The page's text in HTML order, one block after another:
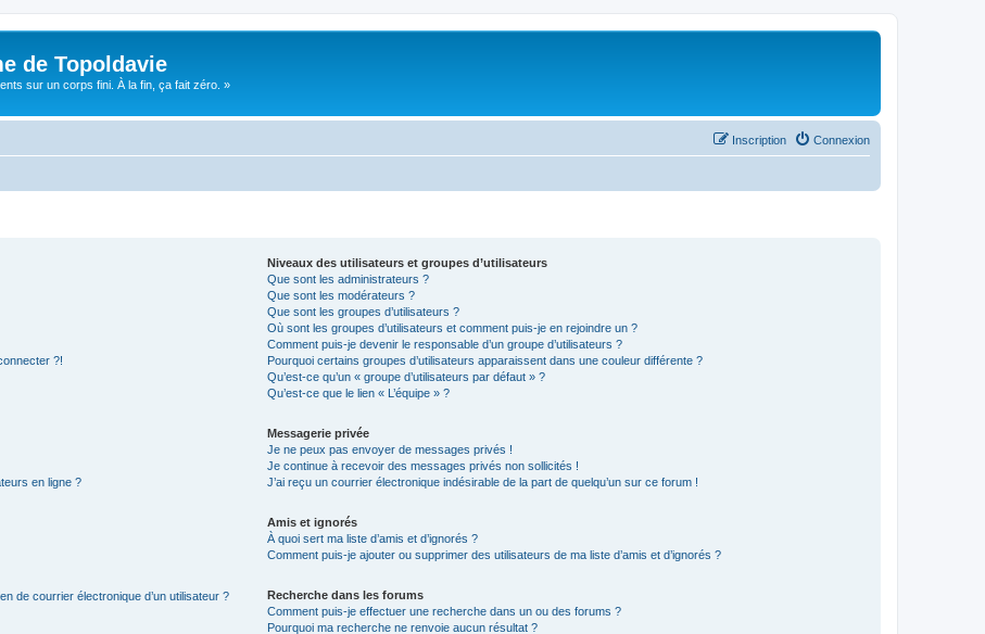
de Topoldavie
sur un corps fini. À la fin, ça fait zéro. »
Connexion
Inscription
?!
en ligne ?
de courrier électronique d’un utilisateur ?
Niveaux des utilisateurs et groupes d’utilisateurs
Que sont les administrateurs ?
Que sont les modérateurs ?
Que sont les groupes d’utilisateurs ?
Où sont les groupes d’utilisateurs et comment puis-je en rejoindre un ?
Comment puis-je devenir le responsable d’un groupe d’utilisateurs ?
Pourquoi certains groupes d’utilisateurs apparaissent dans une couleur différente ?
Qu’est-ce qu’un « groupe d’utilisateurs par défaut » ?
Qu’est-ce que le lien « L’équipe » ?
Messagerie privée
Je ne peux pas envoyer de messages privés !
Je continue à recevoir des messages privés non sollicités !
J’ai reçu un courrier électronique indésirable de la part de quelqu’un sur ce forum !
Amis et ignorés
À quoi sert ma liste d’amis et d’ignorés ?
Comment puis-je ajouter ou supprimer des utilisateurs de ma liste d’amis et d’ignorés ?
Recherche dans les forums
Comment puis-je effectuer une recherche dans un ou des forums ?
Pourquoi ma recherche ne renvoie aucun résultat ?